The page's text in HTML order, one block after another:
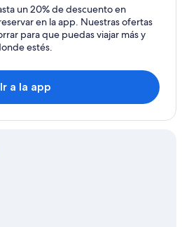
Nacional Torres del Paine
del Milodón
Grey
Tenerife
un 20% de descuento en
en la app. Nuestras ofertas
para que puedas viajar más y
estés.
Ir a la app